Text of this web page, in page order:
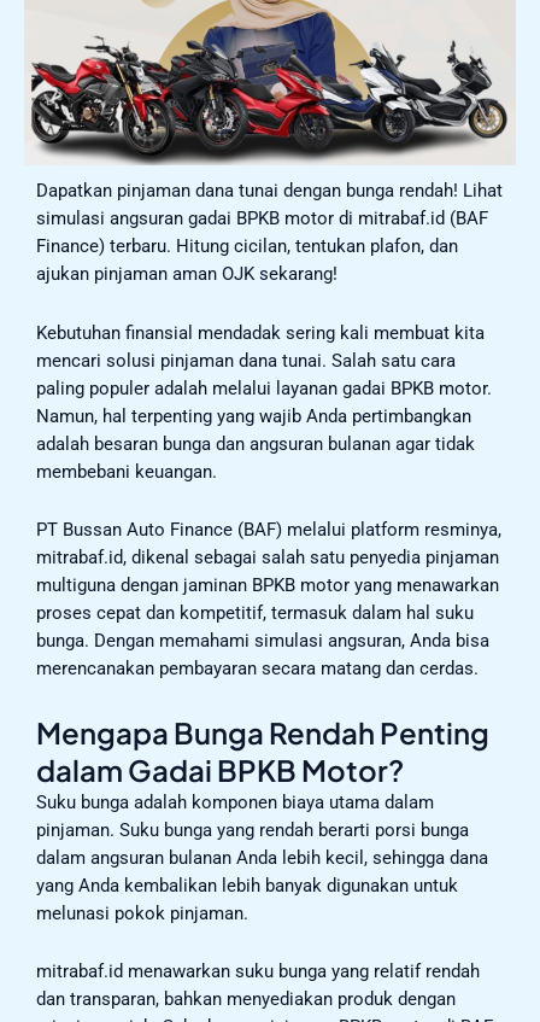
Dapatkan pinjaman dana tunai dengan bunga rendah! Lihat
simulasi angsuran gadai BPKB motor di mitrabaf.id (BAF
Finance) terbaru. Hitung cicilan, tentukan plafon, dan
ajukan pinjaman aman OJK sekarang!
Kebutuhan finansial mendadak sering kali membuat kita
mencari solusi pinjaman dana tunai. Salah satu cara
paling populer adalah melalui layanan gadai BPKB motor.
Namun, hal terpenting yang wajib Anda pertimbangkan
adalah besaran bunga dan angsuran bulanan agar tidak
membebani keuangan.
PT Bussan Auto Finance (BAF) melalui platform resminya,
mitrabaf.id, dikenal sebagai salah satu penyedia pinjaman
multiguna dengan jaminan BPKB motor yang menawarkan
proses cepat dan kompetitif, termasuk dalam hal suku
bunga. Dengan memahami simulasi angsuran, Anda bisa
merencanakan pembayaran secara matang dan cerdas.
Mengapa Bunga Rendah Penting
dalam Gadai BPKB Motor?
Suku bunga adalah komponen biaya utama dalam
pinjaman. Suku bunga yang rendah berarti porsi bunga
dalam angsuran bulanan Anda lebih kecil, sehingga dana
yang Anda kembalikan lebih banyak digunakan untuk
melunasi pokok pinjaman.
mitrabaf.id menawarkan suku bunga yang relatif rendah
dan transparan, bahkan menyediakan produk dengan